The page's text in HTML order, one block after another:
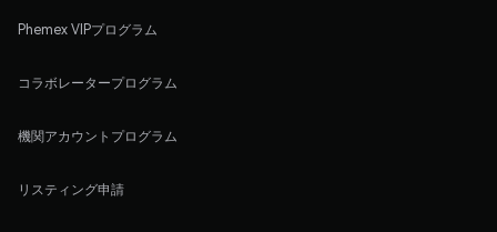
Phemex VIPプログラム
コラボレータープログラム
機関アカウントプログラム
リスティング申請